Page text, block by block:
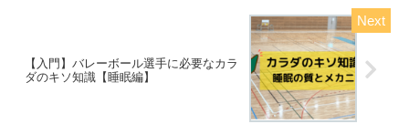
【入門】バレーボール選手に必要なカラ
ダのキソ知識【睡眠編】